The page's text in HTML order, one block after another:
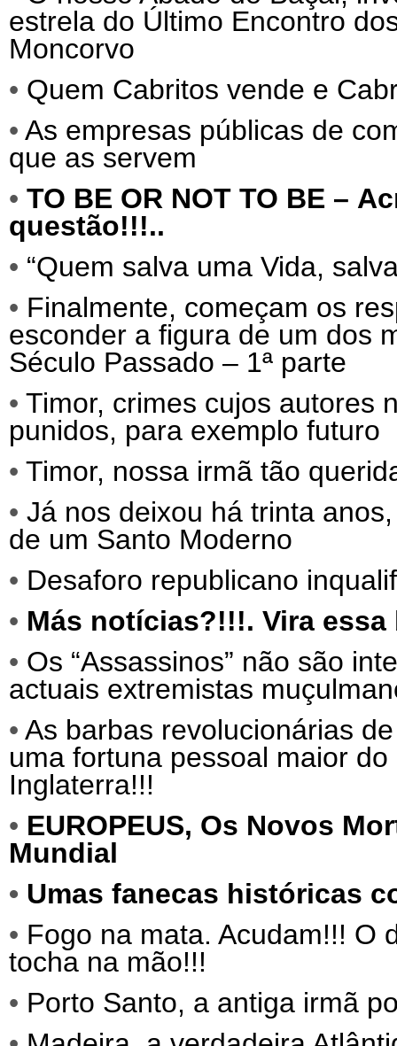
estrela do Último Encontro
Moncorvo
• Quem Cabritos vende e
• As empresas públicas de
que as servem
• TO BE OR NOT TO BE –
questão!!!..
• “Quem salva uma Vida,
• Finalmente, começam os
esconder a figura de um dos
Século Passado – 1ª parte
• Timor, crimes cujos autores
punidos, para exemplo futuro
• Timor, nossa irmã tão
• Já nos deixou há trinta
de um Santo Moderno
• Desaforo republicano
• Más notícias?!!!. Vira
• Os “Assassinos” não são
actuais extremistas
• As barbas revolucionárias
uma fortuna pessoal maior
Inglaterra!!!
• EUROPEUS, Os Novos
Mundial
• Umas fanecas históricas
• Fogo na mata. Acudam!!! O
tocha na mão!!!
• Porto Santo, a antiga irmã